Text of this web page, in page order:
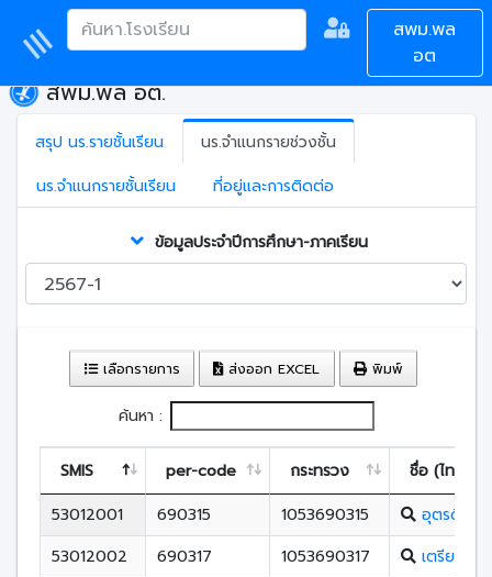
สพม.พล
อต
สพม.พล อต.
สรุป นร.รายชั้นเรียน
นร.จำแนกรายช่วงชั้น
นร.จำแนกรายชั้นเรียน
ที่อยู่และการติดต่อ
ข้อมูลประจำปีการศึกษา-ภาคเรียน
เลือกรายการ ส่งออก EXCEL พิมพ์
ค้นหา :
SMIS per-code กระทรวง
ชื่อ (ไทย)
53012001
690315 1053690315
อุตรดิตถ์
53012002
690317 1053690317
เตรียมอุด